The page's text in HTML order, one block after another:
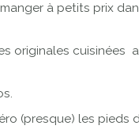
à petits prix
originales cuisinées
(presque) les pieds